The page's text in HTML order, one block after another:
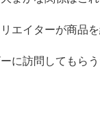
エイターが商品
に訪問してもら